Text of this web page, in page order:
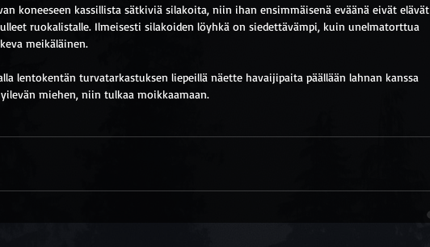
koneeseen kassillista sätkiviä silakoita, niin ihan ensimmäisenä eväänä eivät elävät
ruokalistalle. Ilmeisesti silakoiden löyhkä on siedettävämpi, kuin unelmatorttua
meikäläinen.
lentokentän turvatarkastuksen liepeillä näette havaijipaita päällään lahnan kanssa
miehen, niin tulkaa moikkaamaan.